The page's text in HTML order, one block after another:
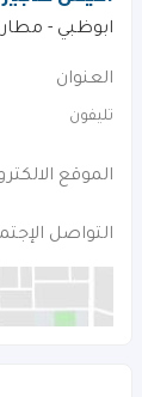
ابوظبي - مطار
العنوان
تليفون
الموقع
التواصل